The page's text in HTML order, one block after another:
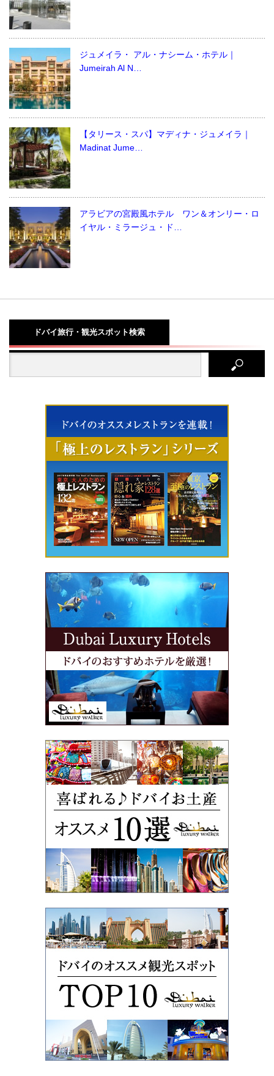
ジュメイラ・ アル・ナシーム・ホテル｜
Jumeirah Al N…
【タリース・スパ】マディナ・ジュメイラ｜
Madinat Jume…
アラビアの宮殿風ホテル ワン＆オンリー・ロ
イヤル・ミラージュ・ド…
ドバイ旅行・観光スポット検索